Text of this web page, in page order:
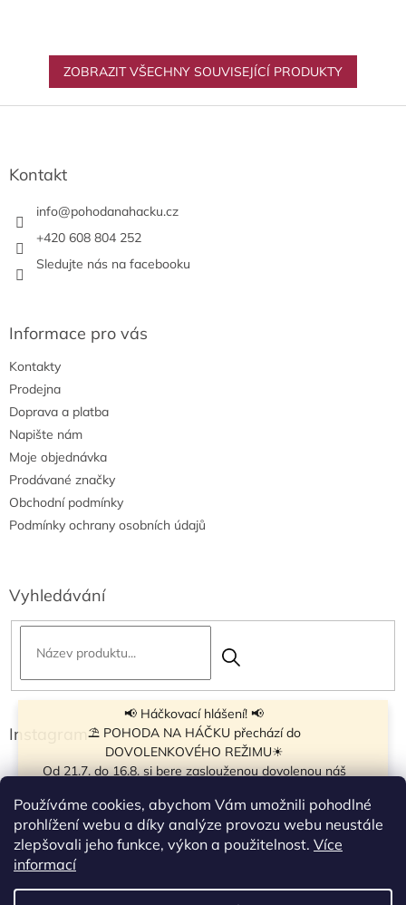
Používáme cookies, abychom Vám umožnili pohodlné
prohlížení webu a díky analýze provozu webu neustále
zlepšovali jeho funkce, výkon a použitelnost. Více
informací
📢 Háčkovací hlášení! 📢
⛱ POHODA NA HÁČKU přechází do
DOVOLENKOVÉHO REŽIMU☀
Od 21.7. do 16.8. si bere zaslouženou dovolenou náš
krátkou pauzu.
Objednávky přijímáme dál - klubíčka, která máme
vyrobená, odešleme bez zdržení. U ostatních se doba
☀
ZOBRAZIT VŠECHNY SOUVISEJÍCÍ PRODUKTY
Kontakt
info@pohodanahacku.cz
+420 608 804 252
Sledujte nás na facebooku
Informace pro vás
Kontakty
Prodejna
Doprava a platba
Napište nám
Moje objednávka
Prodávané značky
Obchodní podmínky
Podmínky ochrany osobních údajů
Vyhledávání
Instagram
Sledovat na Instagramu